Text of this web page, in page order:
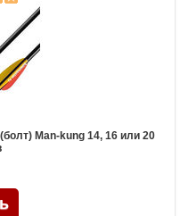
Man-kung 14, 16 или 20